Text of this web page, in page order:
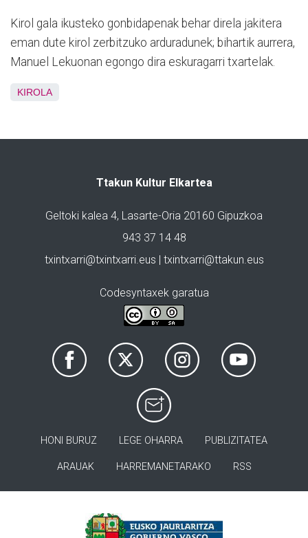
Kirol gala ikusteko gonbidapenak behar direla jakitera
eman dute kirol zerbitzuko arduradunek; bihartik aurrera,
Manuel Lekuonan egongo dira eskuragarri txartelak.
KIROLA
Ttakun Kultur Elkartea
Geltoki kalea 4, Lasarte-Oria 20160 Gipuzkoa
943 37 14 48
txintxarri@txintxarri.eus | txintxarri@ttakun.eus
Codesyntaxek garatua
HONI BURUZ LEGE OHARRA PUBLIZITATEA
ARAUAK HARREMANETARAKO RSS